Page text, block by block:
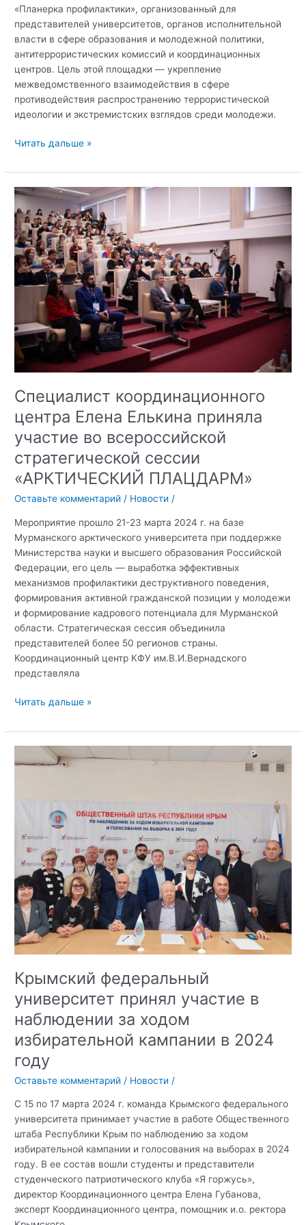
«Планерка профилактики», организованный для
представителей университетов, органов исполнительной
власти в сфере образования и молодежной политики,
антитеррористических комиссий и координационных
центров. Цель этой площадки — укрепление
межведомственного взаимодействия в сфере
противодействия распространению террористической
идеологии и экстремистских взглядов среди молодежи.
Крымский
университет
им.В.И.
Вернадского
принял
участие
во
Всероссийском
межведомственном
форуме
«Планерка
профилактики»
Читать дальше »
Специалист координационного
центра Елена Елькина приняла
участие во всероссийской
стратегической сессии
«АРКТИЧЕСКИЙ ПЛАЦДАРМ»
Оставьте комментарий / Новости /
Мероприятие прошло 21-23 марта 2024 г. на базе
Мурманского арктического университета при поддержке
Министерства науки и высшего образования Российской
Федерации, его цель — выработка эффективных
механизмов профилактики деструктивного поведения,
формирования активной гражданской позиции у молодежи
и формирование кадрового потенциала для Мурманской
области. Стратегическая сессия объединила
представителей более 50 регионов страны.
Координационный центр КФУ им.В.И.Вернадского
представляла
Специалист
центра
Елена
Елькина
всероссийской
стратегической
сессии
«АРКТИЧЕСКИЙ
ПЛАЦДАРМ»
Читать дальше »
Крымский федеральный
университет принял участие в
наблюдении за ходом
избирательной кампании в 2024
году
Оставьте комментарий / Новости /
С 15 по 17 марта 2024 г. команда Крымского федерального
университета принимает участие в работе Общественного
штаба Республики Крым по наблюдению за ходом
избирательной кампании и голосования на выборах в 2024
году. В ее состав вошли студенты и представители
студенческого патриотического клуба «Я горжусь»,
директор Координационного центра Елена Губанова,
эксперт Координационного центра, помощник и.о. ректора